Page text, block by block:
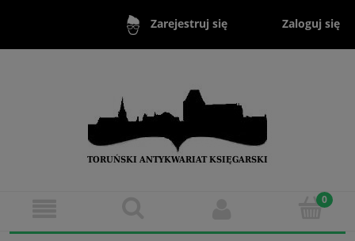
Zarejestruj się Zaloguj się